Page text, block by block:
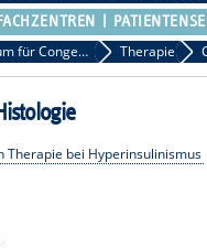
FACHZENTREN
Zentrum für Congenitalen Hyperinsulinismus (COACH) Therapie
Therapie bei Hyperinsulinismus